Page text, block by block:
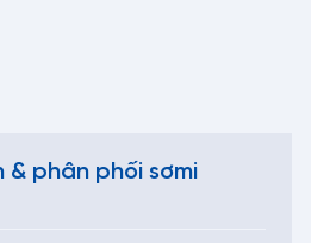
& phân phối sơmi